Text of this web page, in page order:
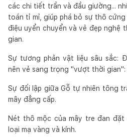
các chi tiết trần và đầu giường...
toán tỉ mỉ, giúp phá bỏ sự thô
điệu uyển chuyển và vẻ đẹp nghệ
gian.
Sự tương phản vật liệu sâu sắc:
nên vẻ sang trọng "vượt thời gian":
Sự đối lập giữa Gỗ tự nhiên tông
mây đẳng cấp.
Nét thô mộc của mây tre đan đặt
loại mạ vàng và kính.